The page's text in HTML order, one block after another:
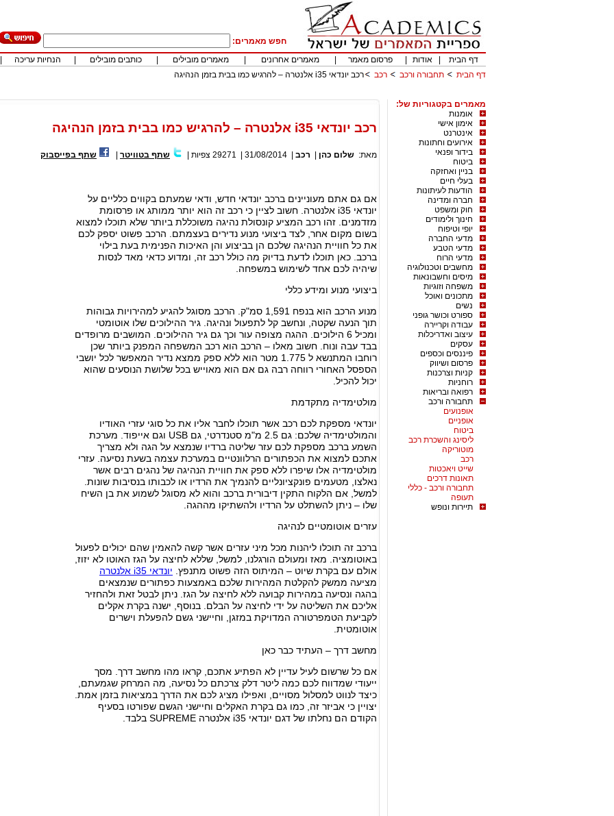
חפש מאמרים:
דף הבית
אודות פרסום מאמר מאמרים אחרונים מאמרים מובילים כותבים מובילים הנחיות עריכה
דף הבית
תחבורה ורכב רכב רכב יונדאי i35 אלנטרה – להרגיש כמו בבית בזמן הנהיגה
מאמרים בקטגוריות של:
אומנות
אימון אישי
אינטרנט
אירועים וחתונות
בידור ופנאי
ביטוח
בניין ואחזקה
בעלי חיים
הודעות לעיתונות
חברה ומדינה
חוק ומשפט
חינוך ולימודים
יופי וטיפוח
מדעי החברה
מדעי הטבע
מדעי הרוח
מחשבים וטכנולוגיה
מיסים וחשבונאות
משפחה וזוגיות
מתכונים ואוכל
נשים
ספורט וכושר גופני
עבודה וקריירה
עיצוב ואדריכלות
עסקים
פיננסים וכספים
פרסום ושיווק
קניות וצרכנות
רוחניות
רפואה ובריאות
תחבורה ורכב
אופנועים
אופניים
ביטוח
ליסינג והשכרת רכב
מוטוריקה
רכב
שייט ויאכטות
תאונות דרכים
תחבורה ורכב - כללי
תעופה
תיירות ונופש
רכב יונדאי i35 אלנטרה – להרגיש כמו בבית בזמן הנהיגה
מאת: שלום כהן רכב 31/08/2014
29271 צפיות שתף בטוויטר שתף בפייסבוק
אם גם אתם מעוניינים ברכב יונדאי חדש, ודאי שמעתם בקווים כלליים על
יונדאי i35 אלנטרה. חשוב לציין כי רכב זה הוא יותר ממותג או פרסומת
מזדמנים. זהו רכב המציע קונסולת נהיגה משוכללת ביותר שלא תוכלו למצוא
בשום מקום אחר, לצד ביצועי מנוע נדירים בעצמתם. הרכב פשוט יספק לכם
את כל חוויית הנהיגה שלכם הן בביצוע והן האיכות הפנימית בעת בילוי
ברכב. כאן תוכלו לדעת בדיוק מה כולל רכב זה, ומדוע כדאי מאד לנסות
שיהיה לכם אחד לשימוש במשפחה.
ביצועי מנוע ומידע כללי
מנוע הרכב הוא בנפח 1,591 סמ"ק. הרכב מסוגל להגיע למהירויות גבוהות
תוך הנעה שקטה, ונחשב קל לתפעול ונהיגה. גיר ההילוכים שלו אוטומטי
ומכיל 6 הילוכים. ההגה מצופה עור וכך גם גיר ההילוכים. המושבים מרופדים
בבד עבה ונוח. חשוב מאלו – הרכב הוא רכב המשפחה המפנק ביותר שכן
רוחבו המתנשא ל 1.775 מטר הוא ללא ספק ממצא נדיר המאפשר לכל יושבי
הספסל האחורי רווחה רבה גם אם הוא מאוייש בכל שלושת הנוסעים שהוא
יכול להכיל.
מולטימדיה מתקדמת
יונדאי מספקת לכם רכב אשר תוכלו לחבר אליו את כל סוגי עזרי האודיו
והמולטימדיה שלכם: גם 2.5 מ"מ סטנדרטי, גם USB וגם אייפוד. מערכת
השמע ברכב מספקת לכם עזר שליטה ברדיו שנמצא על הגה ולא מצריך
אתכם למצוא את הכפתורים הרלוונטיים במערכת עצמה בשעת נסיעה. עזרי
מולטימדיה אלו שיפרו ללא ספק את חוויית הנהיגה של נהגים רבים אשר
נאלצו, מטעמים פונקציונליים להנמיך את הרדיו או לכבותו בנסיבות שונות.
למשל, אם הלקוח התקין דיבורית ברכב והוא לא מסוגל לשמוע את בן השיח
שלו – ניתן להשתלט על הרדיו ולהשתיקו מההגה.
עזרים אוטומטיים לנהיגה
ברכב זה תוכלו ליהנות מכל מיני עזרים אשר קשה להאמין שהם יכולים לפעול
באוטומציה. מאז ומעולם הורגלנו, למשל, שללא לחיצה על הגז האוטו לא יזוז,
אולם עם בקרת שיוט – המיתוס הזה פשוט מתנפץ. יונדאי i35 אלנטרה
מציעה ממשק להקלטת המהירות שלכם באמצעות כפתורים שנמצאים
בהגה ונסיעה במהירות קבועה ללא לחיצה על הגז. ניתן לבטל זאת ולהחזיר
אליכם את השליטה על ידי לחיצה על הבלם. בנוסף, ישנה בקרת אקלים
לקביעת הטמפרטורה המדויקת במזגן, וחיישני גשם להפעלת וישרים
אוטומטית.
מחשב דרך – העתיד כבר כאן
אם כל שרשום לעיל עדיין לא הפתיע אתכם, קראו מהו מחשב דרך. מסך
ייעודי שמדווח לכם כמה ליטר דלק צרכתם כל נסיעה, מה המרחק שגמעתם,
כיצד לנווט למסלול מסויים, ואפילו מציג לכם את הדרך במציאות בזמן אמת.
יצויין כי אביזר זה, כמו גם בקרת האקלים וחיישני הגשם שפורטו בסעיף
הקודם הם נחלתו של דגם יונדאי i35 אלנטרה SUPREME בלבד.